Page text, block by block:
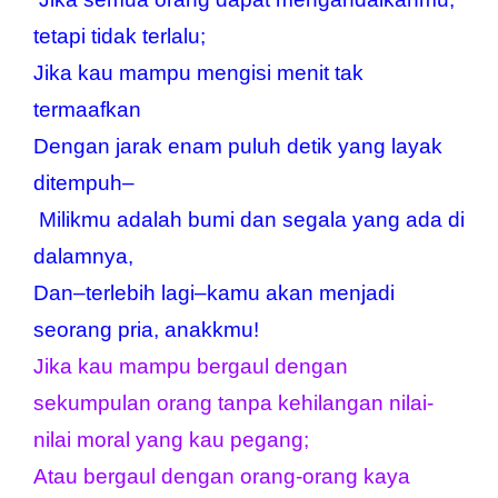
tetapi tidak terlalu;
Jika kau mampu mengisi menit tak
termaafkan
Dengan jarak enam puluh detik yang layak
ditempuh–
dalamnya,
Dan–terlebih lagi–kamu akan menjadi
seorang pria, anakkmu!
Jika kau mampu bergaul dengan
sekumpulan orang tanpa kehilangan nilai-
nilai moral yang kau pegang;
Atau bergaul dengan orang-orang kaya